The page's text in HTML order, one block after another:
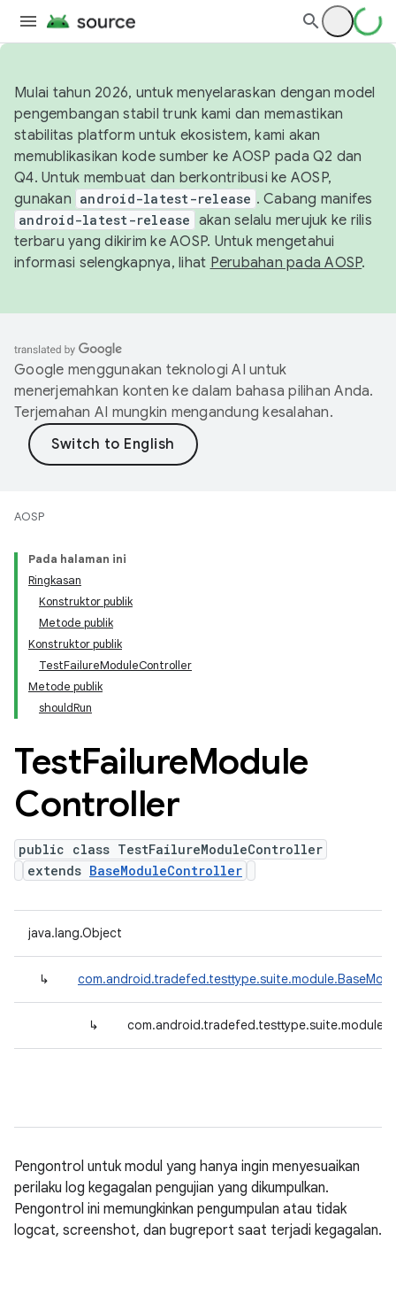
Mulai tahun 2026, untuk menyelaraskan dengan model
pengembangan stabil trunk kami dan memastikan
stabilitas platform untuk ekosistem, kami akan
memublikasikan kode sumber ke AOSP pada Q2 dan
Q4. Untuk membuat dan berkontribusi ke AOSP,
gunakan android-latest-release . Cabang manifes
android-latest-release akan selalu merujuk ke rilis
terbaru yang dikirim ke AOSP. Untuk mengetahui
informasi selengkapnya, lihat Perubahan pada AOSP.
Google menggunakan teknologi AI untuk
menerjemahkan konten ke dalam bahasa pilihan Anda.
Terjemahan AI mungkin mengandung kesalahan.
AOSP
Pada halaman ini
Ringkasan
Konstruktor publik
Metode publik
Konstruktor publik
TestFailureModuleController
Metode publik
shouldRun
TestFailureModule
Controller
public class TestFailureModuleController
extends BaseModuleController
java.lang.Object
↳
↳
Pengontrol untuk modul yang hanya ingin menyesuaikan
perilaku log kegagalan pengujian yang dikumpulkan.
Pengontrol ini memungkinkan pengumpulan atau tidak
logcat, screenshot, dan bugreport saat terjadi kegagalan.